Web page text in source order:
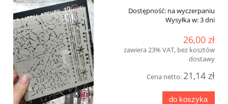
Dostępność: na wyczerpaniu
Wysyłka w:3 dni
26,00 zł
zawiera 23% VAT, bez kosztów
dostawy
Cena netto: 21,14 zł
do koszyka